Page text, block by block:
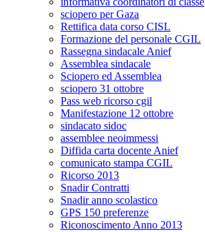
sciopero per Gaza
Rettifica data corso CISL
Formazione del personale CGIL
Rassegna sindacale Anief
Assemblea sindacale
Sciopero ed Assemblea
sciopero 31 ottobre
Pass web ricorso cgil
Manifestazione 12 ottobre
sindacato sidoc
assemblee neoimmessi
Diffida carta docente Anief
comunicato stampa CGIL
Ricorso 2013
Snadir Contratti
Snadir anno scolastico
GPS 150 preferenze
Riconoscimento Anno 2013